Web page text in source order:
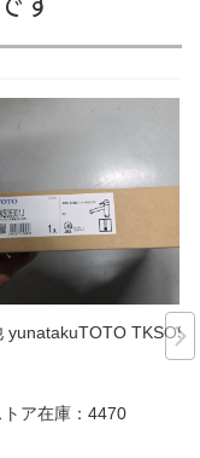
yunatakuTOTO TKSO53
ア在庫： 4470